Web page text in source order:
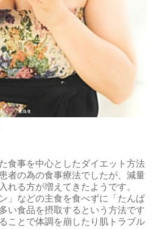
食事を中心としたダイエット方法
者の為の食事療法でしたが、減量
れる方が増えてきたようです。
」などの主食を食べずに「たんぱ
い食品を摂取するという方法です
ことで体調を崩したり肌トラブル